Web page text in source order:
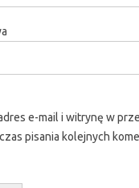
e-mail i witrynę w
pisania kolejnych